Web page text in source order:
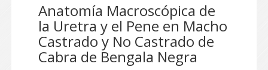
Anatomía Macroscópica de
la Uretra y el Pene en Macho
Castrado y No Castrado de
Cabra de Bengala Negra